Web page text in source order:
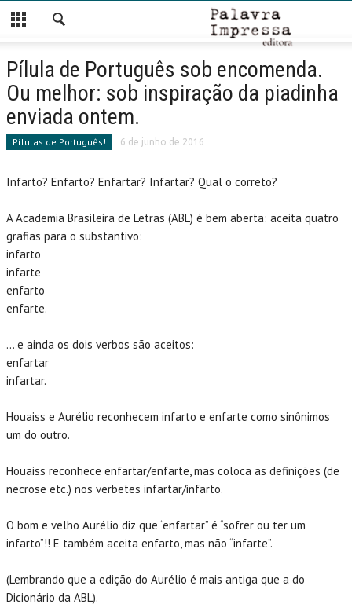
HOME
CATEGORIAS
SOBRE EDIÇÃO DE TEXTOS CIENTÍFICOS
TRABALHOS
LIVROS
QUEM SOMOS
O QUE FAZEMOS
PUBLICAR PRA QUÊ?
EDIÇÃO DE ARTIGOS CIENTÍFICOS
EDIÇÃO DE REVISTAS CIENTÍFICAS
LIVROS
SITES & DIVULGAÇÃO INSTITUCIONAL
JORNALISMO & JORNALISMO CIENTÍFICO
Pílula de Português sob encomenda.
Ou melhor: sob inspiração da piadinha
enviada ontem.
Pílulas de Português! 6 de junho de 2016
Infarto? Enfarto? Enfartar? Infartar? Qual o correto?
A Academia Brasileira de Letras (ABL) é bem aberta: aceita quatro
grafias para o substantivo:
infarto
infarte
enfarto
enfarte.
… e ainda os dois verbos são aceitos:
enfartar
infartar.
Houaiss e Aurélio reconhecem infarto e enfarte como sinônimos
um do outro.
Houaiss reconhece enfartar/enfarte, mas coloca as definições (de
necrose etc.) nos verbetes infartar/infarto.
O bom e velho Aurélio diz que “enfartar” é “sofrer ou ter um
infarto”!! E também aceita enfarto, mas não “infarte”.
(Lembrando que a edição do Aurélio é mais antiga que a do
Dicionário da ABL).